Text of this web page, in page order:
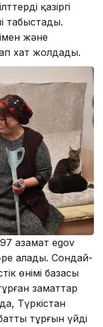
қазіргі
табыстады.
және
хат жолдады.
азамат egov
алады. Сондай-
өнімі базасы
заматтар
Түркістан
тұрғын үйдің